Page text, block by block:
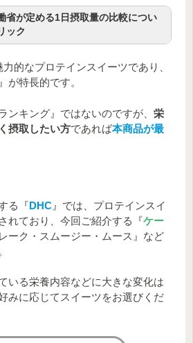
㎍ ビタミンE
9.6㎎
㎍
Q10：35㎎
酸 ：20㎎
：50㎎
：9,500㎎
省が定める1日摂取量の比較につい
ック
1日摂取推奨
量
※²（女
1日摂取推奨
量 ※²（男
8㎎
11㎎
6.5㎎
7.5㎎
0.7㎎
0.9㎎
的なプロテインスイーツであり、
』が特長的です。
ンキング』ではないのですが、 栄
摂取したい方であれば本商品が最
る『DHC 』では、プロテインスイ
れており、今回ご紹介する『ケー
ーク・スムージー・ムース』など
いる栄養内容などに大きな変化は
みに応じてスイーツをお選びくだ